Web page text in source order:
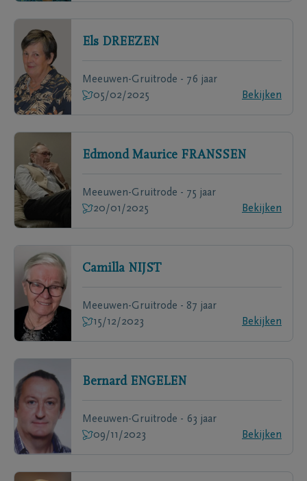
Els DREEZEN
Meeuwen-Gruitrode - 76 jaar
05/02/2025
Bekijken
Edmond Maurice FRANSSEN
Meeuwen-Gruitrode - 75 jaar
20/01/2025
Bekijken
Camilla NIJST
Meeuwen-Gruitrode - 87 jaar
15/12/2023
Bekijken
Bernard ENGELEN
Meeuwen-Gruitrode - 63 jaar
09/11/2023
Bekijken